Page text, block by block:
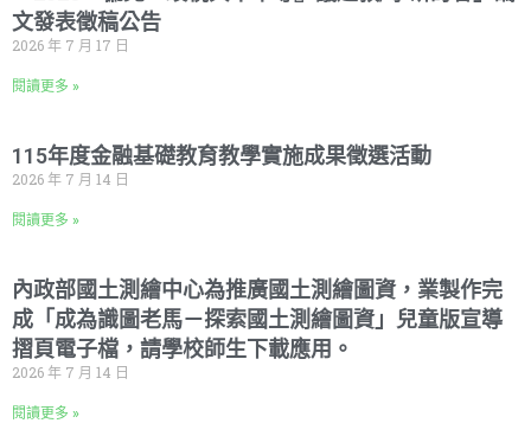
文發表徵稿公告
2026 年 7 月 17 日
閱讀更多 »
115年度金融基礎教育教學實施成果徵選活動
2026 年 7 月 14 日
閱讀更多 »
內政部國土測繪中心為推廣國土測繪圖資，業製作完
成「成為識圖老馬－探索國土測繪圖資」兒童版宣導
摺頁電子檔，請學校師生下載應用。
2026 年 7 月 14 日
閱讀更多 »